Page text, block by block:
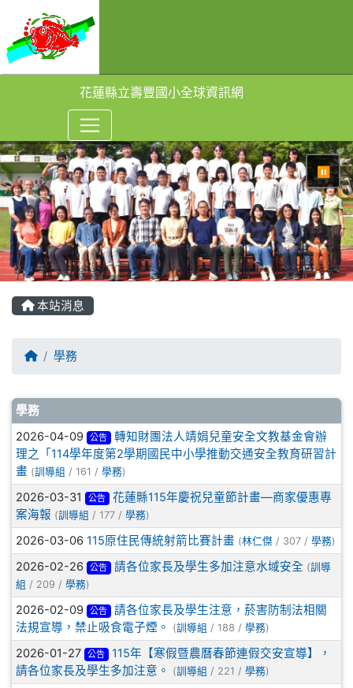
花蓮縣立壽豐國小全球資訊網
⏸
本站消息
回首頁
學務
文章列表
學務
2026-04-09 公告
轉知財團法人靖娟兒童安全文教基金會辦
理之「114學年度第2學期國民中小學推動交通安全教育研習計
畫 (訓導組 / 161 / 學務)
2026-03-31 公告
花蓮縣115年慶祝兒童節計畫—商家優惠專
案海報 (訓導組 / 177 / 學務)
2026-03-06 115原住民傳統射箭比賽計畫 (林仁傑 / 307 / 學務)
2026-02-26 公告 請各位家長及學生多加注意水域安全 (訓導
組 / 209 / 學務)
2026-02-09 公告
請各位家長及學生注意，菸害防制法相關
法規宣導，禁止吸食電子煙。
(訓導組 / 188 / 學務)
2026-01-27 公告
115年【寒假暨農曆春節連假交安宣導】，
請各位家長及學生多加注意。
(訓導組 / 221 / 學務)